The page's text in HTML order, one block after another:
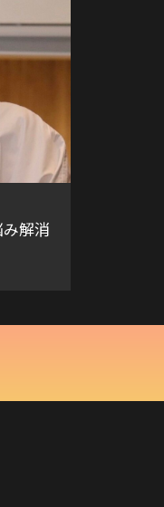
み解消